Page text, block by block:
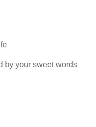
by your sweet words